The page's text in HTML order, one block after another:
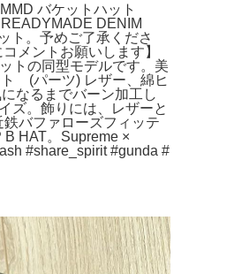
バケットハット
DENIM
ト。予めご了承くださ
メントお願いします】
トの同型モデルです。美
(パーツ) レザー、綿ヒ
なるまでバーン加工し
ズ。飾りには、レザーと
バファローズフィッテ
HAT。Supreme ×
#share_spirit #gunda #